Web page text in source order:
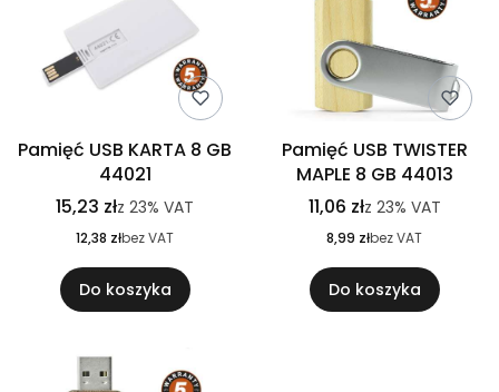
Pamięć USB KARTA 8 GB
44021
15,23 złz 23% VAT
12,38 złbez VAT
Do koszyka
Pamięć USB TWISTER
MAPLE 8 GB 44013
11,06 złz 23% VAT
8,99 złbez VAT
Do koszyka